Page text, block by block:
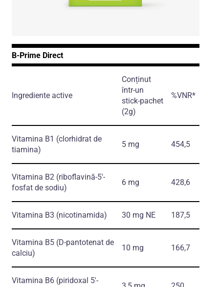
B-Prime Direct
Ingrediente active
Conținut
într-un
stick-pachet
(2g)
%VNR*
Vitamina B1 (clorhidrat de
tiamina)
5 mg 454,5
Vitamina B2 (riboflavină-5′-
fosfat de sodiu)
6 mg 428,6
Vitamina B3 (nicotinamida) 30 mg NE 187,5
Vitamina B5 (D-pantotenat de
calciu)
10 mg 166,7
Vitamina B6 (piridoxal 5′-